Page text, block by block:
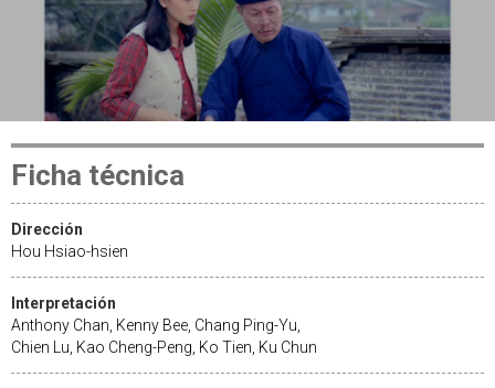
Ficha técnica
Dirección
Hou Hsiao-hsien
Interpretación
Anthony Chan, Kenny Bee, Chang Ping-Yu,
Chien Lu, Kao Cheng-Peng, Ko Tien, Ku Chun